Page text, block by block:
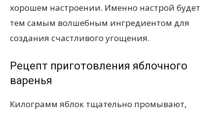
хорошем настроении. Именно настрой будет
тем самым волшебным ингредиентом для
создания счастливого угощения.
Рецепт приготовления яблочного
варенья
Килограмм яблок тщательно промывают,